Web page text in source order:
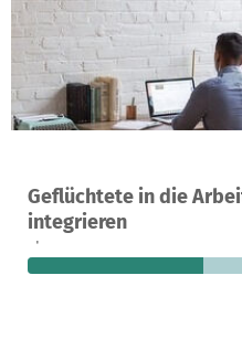
Geflüchtete in die
integrieren
Ein Projekt in Karlsruhe,
2
Spenden